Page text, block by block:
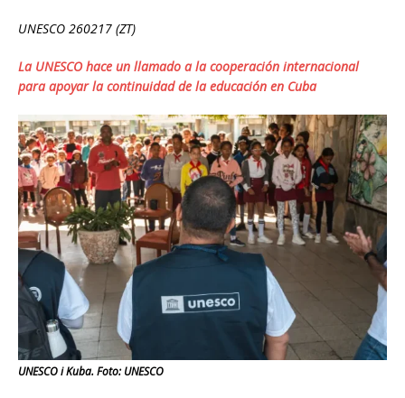
UNESCO 260217 (ZT)
La UNESCO hace un llamado a la cooperación internacional
para apoyar la continuidad de la educación en Cuba
UNESCO i Kuba. Foto: UNESCO